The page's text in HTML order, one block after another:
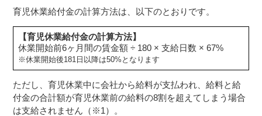
育児休業給付金の計算方法は、以下のとおりです。
【育児休業給付金の計算方法】
休業開始前6ヶ月間の賃金額 ÷ 180 × 支給日数 × 67%
※休業開始後181日以降は50%となります
ただし、育児休業中に会社から給料が支払われ、給料と給
付金の合計額が育児休業前の給料の8割を超えてしまう場合
は支給されません（※1）。